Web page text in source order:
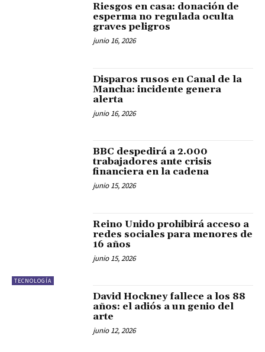
Riesgos en casa: donación de
esperma no regulada oculta
graves peligros
junio 16, 2026
Disparos rusos en Canal de la
Mancha: incidente genera
alerta
junio 16, 2026
BBC despedirá a 2.000
trabajadores ante crisis
financiera en la cadena
junio 15, 2026
TECNOLOGÍA
Reino Unido prohibirá acceso a
redes sociales para menores de
16 años
junio 15, 2026
David Hockney fallece a los 88
años: el adiós a un genio del
arte
junio 12, 2026